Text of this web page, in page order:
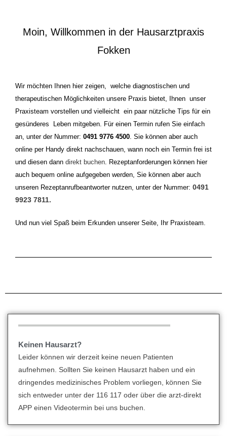
Moin, Willkommen in der Hausarztpraxis
Fokken
Wir möchten Ihnen hier zeigen, welche diagnostischen und
therapeutischen Möglichkeiten unsere Praxis bietet, Ihnen unser
Praxisteam vorstellen und vielleicht ein paar nützliche Tips für ein
gesünderes Leben mitgeben. Für einen Termin rufen Sie einfach
an, unter der Nummer: 0491 9776 4500. Sie können aber auch
online per Handy direkt nachschauen, wann noch ein Termin frei ist
und diesen dann direkt buchen. Rezeptanforderungen können hier
auch bequem online aufgegeben werden, Sie können aber auch
unseren Rezeptanrufbeantworter nutzen, unter der Nummer: 0491
9923 7811.
Und nun viel Spaß beim Erkunden unserer Seite, Ihr Praxisteam.
Keinen Hausarzt?
Leider können wir derzeit keine neuen Patienten
aufnehmen. Sollten Sie keinen Hausarzt haben und ein
dringendes medizinisches Problem vorliegen, können Sie
sich entweder unter der 116 117 oder über die arzt-direkt
APP einen Videotermin bei uns buchen.